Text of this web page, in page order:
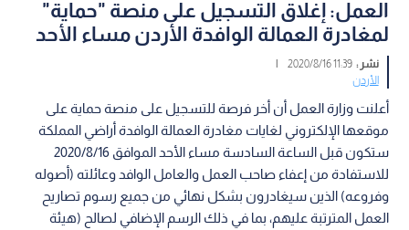
العمل: إغلاق التسجيل على منصة "حماية"
لمغادرة العمالة الوافدة الأردن مساء الأحد
نشر :11:39 2020/8/16
|
الأردن
أعلنت وزارة العمل أن أخر فرصة للتسجيل على منصة حماية على
موقعها الإلكتروني لغايات مغادرة العمالة الوافدة أراضي المملكة
ستكون قبل الساعة السادسة مساء الأحد الموافق 2020/8/16
للاستفادة من إعفاء صاحب العمل والعامل الوافد وعائلته (أصوله
وفروعه) الذين سيغادرون بشكل نهائي من جميع رسوم تصاريح
العمل المترتبة عليهم، بما في ذلك الرسم الإضافي لصالح (هيئة